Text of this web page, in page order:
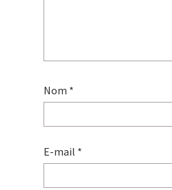
Nom *
E-mail *